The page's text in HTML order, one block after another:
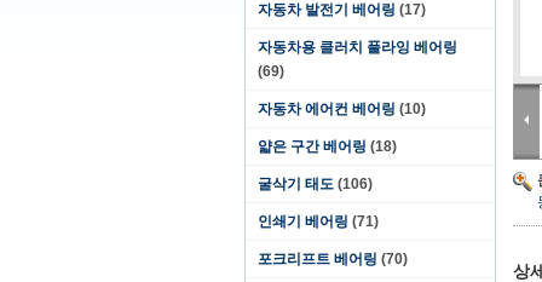
자동차 발전기 베어링 (17)
자동차용 클러치 풀라잉 베어링
(69)
자동차 에어컨 베어링 (10)
얇은 구간 베어링 (18)
굴삭기 태도 (106)
인쇄기 베어링 (71)
포크리프트 베어링 (70)
상